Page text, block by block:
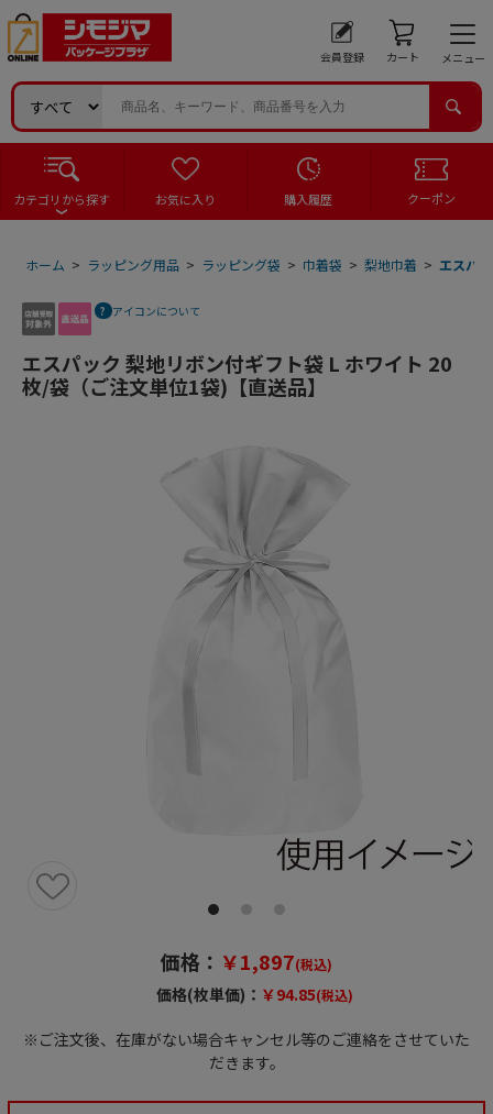
会員登録 カート メニュー
カテゴリから探す お気に入り 購入履歴 クーポン
ホーム > ラッピング用品 > ラッピング袋 > 巾着袋 > 梨地巾着 > エスパ
アイコンについて
エスパック 梨地リボン付ギフト袋 L ホワイト 20
枚/袋（ご注文単位1袋)【直送品】
価格： ￥1,897(税込)
価格(枚単価)： ￥94.85(税込)
※ご注文後、在庫がない場合キャンセル等のご連絡をさせていた
だきます。